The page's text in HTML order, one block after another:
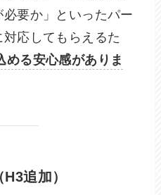
要か」といったパー
応してもらえるた
める安心感がありま
追加）